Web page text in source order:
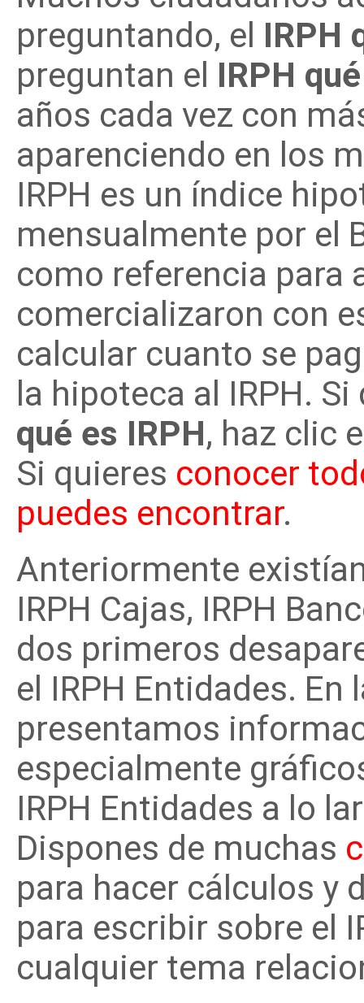
preguntando, el IRPH
preguntan el IRPH
años cada vez con
aparenciendo en los
IRPH es un índice
mensualmente por el
como referencia para
comercializaron con
calcular cuanto se
la hipoteca al IRPH.
qué es IRPH, haz clic
Si quieres conocer
puedes encontrar.
Anteriormente
IRPH Cajas, IRPH
dos primeros
el IRPH Entidades. En
presentamos
especialmente
IRPH Entidades a lo
Dispones de muchas
para hacer cálculos y
para escribir sobre el
cualquier tema